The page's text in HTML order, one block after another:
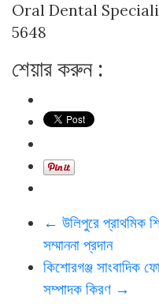
Oral Dental
5648
শেয়ার করুন :
← উলিপুরে প্রাথমিক
সম্মাননা প্রদান
কিশোরগঞ্জ সাংবাদিক
সম্পাদক কিরণ →